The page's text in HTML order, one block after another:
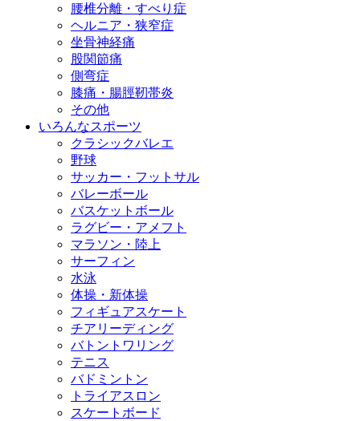
腰椎分離・すべり症
ヘルニア・狭窄症
坐骨神経痛
股関節痛
側弯症
膝痛・腸脛靭帯炎
その他
いろんなスポーツ
クラシックバレエ
野球
サッカー・フットサル
バレーボール
バスケットボール
ラグビー・アメフト
マラソン・陸上
サーフィン
水泳
体操・新体操
フィギュアスケート
チアリーディング
バトントワリング
テニス
バドミントン
トライアスロン
スケートボード